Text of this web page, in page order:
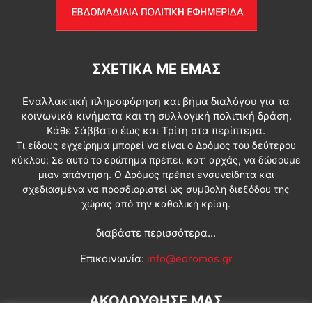
ΣΧΕΤΙΚΆ ΜΕ ΕΜΆΣ
Εναλλακτική πληροφόρηση και βήμα διαλόγου για τα
κοινωνικά κινήματα και τη συλλογική πολιτική δράση.
Κάθε Σάββατο έως και Τρίτη στα περίπτερα.
Τι είδους εγχείρημα μπορεί να είναι ο Δρόμος του δεύτερου
κύκλου; Σε αυτό το ερώτημα πρέπει, κατ’ αρχάς, να δώσουμε
μιαν απάντηση. Ο Δρόμος πρέπει ενσυνείδητα και
σχεδιασμένα να προσδιοριστεί ως συμβολή διεξόδου της
χώρας από την καθολική κρίση.
διαβάστε περισσότερα...
Επικοινωνία: info@edromos.gr
ΑΚΟΛΟΥΘΗΣΕ ΜΑΣ